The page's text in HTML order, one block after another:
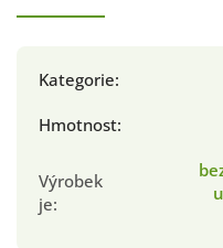
Kategorie:
Hmotnost:
Výrobek
je: